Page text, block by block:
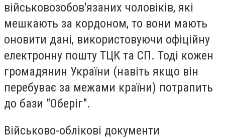
військовозобов'язаних чоловіків, які
мешкають за кордоном, то вони мають
оновити дані, використовуючи офіційну
електронну пошту ТЦК та СП. Тоді кожен
громадянин України (навіть якщо він
перебуває за межами країни) потрапить
до бази "Оберіг".
Військово-облікові документи